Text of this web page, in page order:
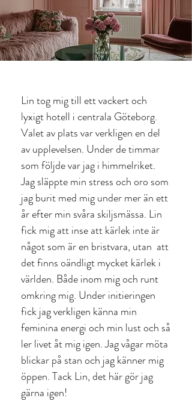
Lin tog mig till ett vackert och
lyxigt hotell i centrala Göteborg.
Valet av plats var verkligen en del
av upplevelsen. Under de timmar
som följde var jag i himmelriket.
Jag släppte min stress och oro som
jag burit med mig under mer än ett
år efter min svåra skiljsmässa. Lin
fick mig att inse att kärlek inte är
något som är en bristvara, utan att
det finns oändligt mycket kärlek i
världen. Både inom mig och runt
omkring mig. Under initieringen
fick jag verkligen känna min
feminina energi och min lust och så
ler livet åt mig igen. Jag vågar möta
blickar på stan och jag känner mig
öppen. Tack Lin, det här gör jag
gärna igen!